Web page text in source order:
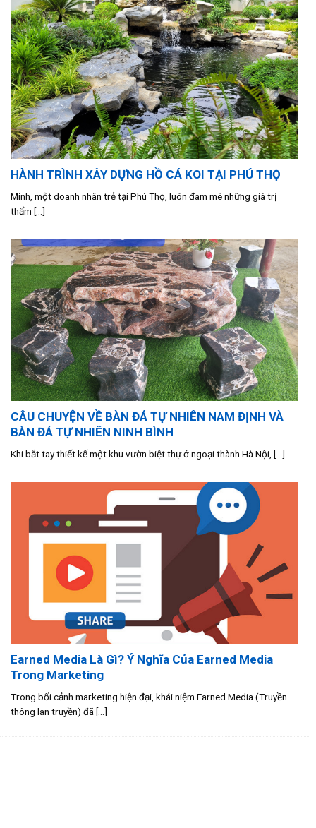
HÀNH TRÌNH XÂY DỰNG HỒ CÁ KOI TẠI PHÚ THỌ
Minh, một doanh nhân trẻ tại Phú Thọ, luôn đam mê những giá trị
thẩm [...]
CÂU CHUYỆN VỀ BÀN ĐÁ TỰ NHIÊN NAM ĐỊNH VÀ
BÀN ĐÁ TỰ NHIÊN NINH BÌNH
Khi bắt tay thiết kế một khu vườn biệt thự ở ngoại thành Hà Nội, [...]
Earned Media Là Gì? Ý Nghĩa Của Earned Media
Trong Marketing
Trong bối cảnh marketing hiện đại, khái niệm Earned Media (Truyền
thông lan truyền) đã [...]